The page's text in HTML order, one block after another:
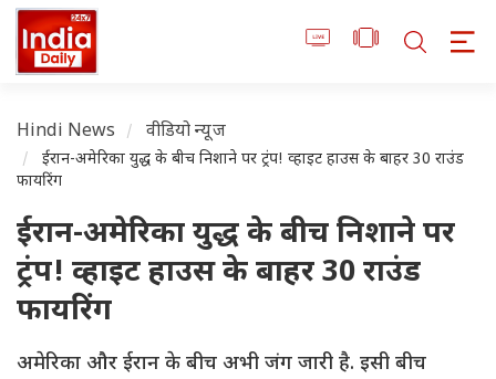
Hindi News वीडियो न्यूज
ईरान-अमेरिका युद्ध के बीच निशाने पर ट्रंप! व्हाइट हाउस के बाहर 30 राउंड
फायरिंग
ईरान-अमेरिका युद्ध के बीच निशाने पर
ट्रंप! व्हाइट हाउस के बाहर 30 राउंड
फायरिंग
अमेरिका और ईरान के बीच अभी जंग जारी है. इसी बीच